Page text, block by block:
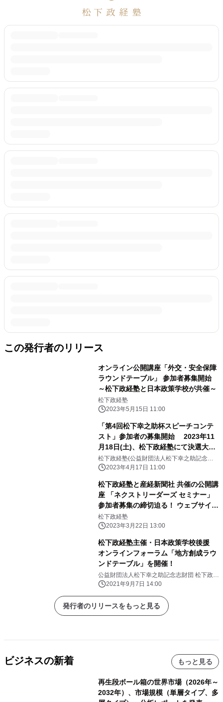
この発行者のリリース
オンライン公開講座「外交・安全保障
ラウンドテーブル」 参加者募集開始
～松下政経塾と日本政策学校が共催～
松下政経塾
2023年5月15日 11:00
「第4回松下幸之助杯スピーチコンテ
スト」参加者の募集開始 2023年11
月18日(土)、松下政経塾にて決選大会
を開催
松下政経塾(公益財団法人松下幸之助記念志
財団)2023年4月17日 11:00
松下政経塾と産経新聞社 共催の公開講
座 「ネクストリーダーズ セミナー」
参加者募集の締切迫る！ ウェブサイト
にて3月30日(木)23時59分まで募集中
松下政経塾
2023年3月22日 13:00
松下政経塾主催・日本政策学校後援
オンラインフォーラム「地方創成ラウ
ンドテーブル」を開催！
公益財団法人松下幸之助記念志財団 松下政経
塾 2021年9月7日 14:00
発行者のリリースをもっと見る
ビジネスの新着 もっと見る
再生段ボール箱の世界市場（2026年～
2032年）、市場規模（単層タイプ、多